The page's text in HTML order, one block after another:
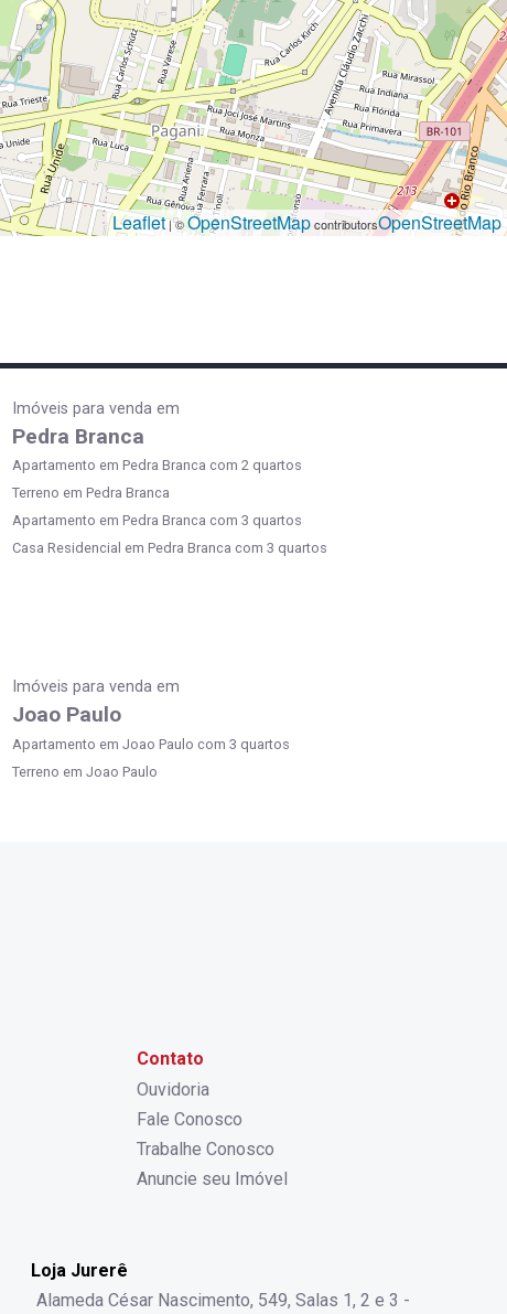
Leaflet| ©OpenStreetMapcontributorsOpenStreetMap
Imóveis para venda em
Pedra Branca
Apartamento em Pedra Branca com 2 quartos
Terreno em Pedra Branca
Apartamento em Pedra Branca com 3 quartos
Casa Residencial em Pedra Branca com 3 quartos
Imóveis para venda em
Joao Paulo
Apartamento em Joao Paulo com 3 quartos
Terreno em Joao Paulo
Contato
Ouvidoria
Fale Conosco
Trabalhe Conosco
Anuncie seu Imóvel
Loja Jurerê
Alameda César Nascimento, 549, Salas 1, 2 e 3 -